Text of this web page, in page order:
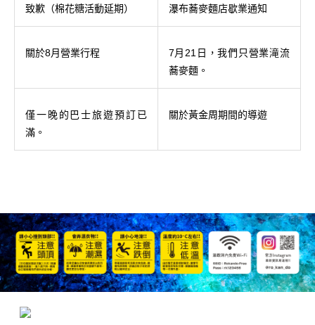
致歉（棉花糖活動延期） 瀑布蕎麥麵店歇業通知
關於8月營業行程
7月21日，我們只營業滝流
蕎麥麵。
僅一晚的巴士旅遊預訂已
滿。
關於黃金周期間的導遊